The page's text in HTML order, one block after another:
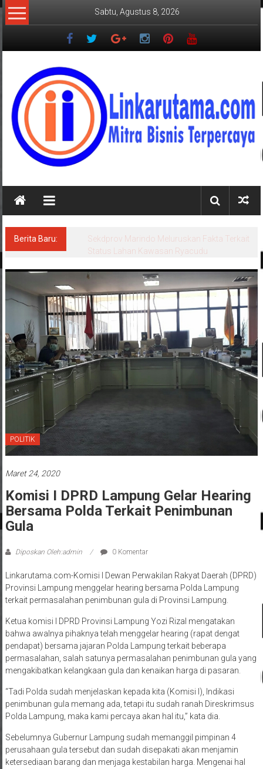
Lompat
ke
Sabtu, Agustus 8, 2026
LINKARUTAMA.COM
Mitra
Terpercaya
Berita Baru:
Sekdprov Marindo Meluruskan Fakta Terkait
Status Lahan Kawasan Ryacudu
POLITIK
Maret 24, 2020
Komisi I DPRD Lampung Gelar Hearing
Bersama Polda Terkait Penimbunan
Gula
Diposkan Oleh:admin 0 Komentar
Linkarutama.com-Komisi I Dewan Perwakilan Rakyat Daerah (DPRD)
Provinsi Lampung menggelar hearing bersama Polda Lampung
terkait permasalahan penimbunan gula di Provinsi Lampung.
Ketua komisi I DPRD Provinsi Lampung Yozi Rizal mengatakan
bahwa awalnya pihaknya telah menggelar hearing (rapat dengat
pendapat) bersama jajaran Polda Lampung terkait beberapa
permasalahan, salah satunya permasalahan penimbunan gula yang
mengakibatkan kelangkaan gula dan kenaikan harga di pasaran.
“Tadi Polda sudah menjelaskan kepada kita (Komisi I), lndikasi
penimbunan gula memang ada, tetapi itu sudah ranah Direskrimsus
Polda Lampung, maka kami percaya akan hal itu,” kata dia.
Sebelumnya Gubernur Lampung sudah memanggil pimpinan 4
perusahaan gula tersebut dan sudah disepakati akan menjamin
ketersediaan barang dan menjaga kestabilan harga. Mengenai hal